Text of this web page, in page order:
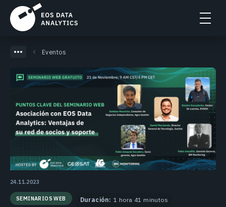
Eventos
24.11.2023
SEMINARIOS WEB Duración: 1 hora 41 minutos